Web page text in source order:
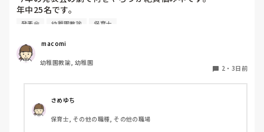
年中25名です。
過去に「これは子どもたちも楽しんで大成功だった！」「観
ひ教えてほしいです！
発表会 幼稚園教諭 保育士
macomi
幼稚園教諭, 幼稚園
2 ・ 3日前
さめゆち
保育士, その他の職種, その他の職場